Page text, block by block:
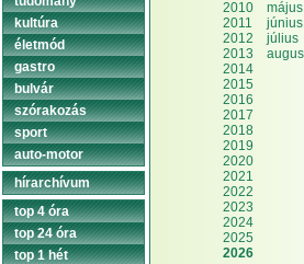
2010
2011
2012
2013
2014
2015
2016
2017
2018
2019
2020
2021
2022
2023
2024
2025
2026
május
június
július
kultúra
életmód
gastro
bulvár
szórakozás
sport
auto-motor
hírarchívum
top 4 óra
top 24 óra
top 1 hét